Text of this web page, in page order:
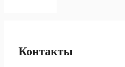
Контакты